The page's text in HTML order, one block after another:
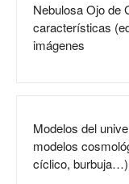
Nebulosa Ojo de
características
imágenes
Modelos del
modelos
cíclico, burbuja…)